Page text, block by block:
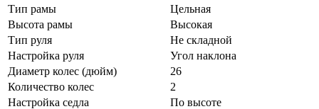
Тип рамы
Цельная
Высота рамы
Высокая
Тип руля
Не складной
Настройка руля
Угол наклона
Диаметр колес (дюйм)
26
Количество колес
2
Настройка седла
По высоте